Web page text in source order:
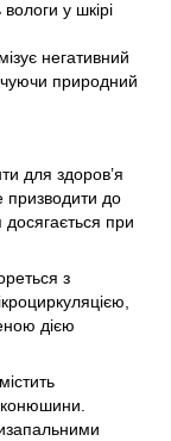
у шкірі
негативний
природний
для здоров’я
призводити до
при
з
дією
конюшини.